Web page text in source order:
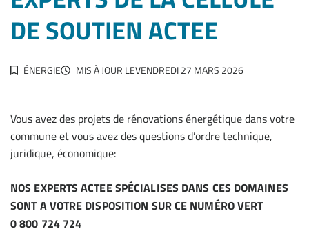
DE SOUTIEN ACTEE
ÉNERGIE MIS À JOUR LEVENDREDI 27 MARS 2026
Vous avez des projets de rénovations énergétique dans votre
commune et vous avez des questions d’ordre technique,
juridique, économique:
NOS EXPERTS ACTEE SPÉCIALISES DANS CES DOMAINES
SONT A VOTRE DISPOSITION SUR CE NUMÉRO VERT
0 800 724 724